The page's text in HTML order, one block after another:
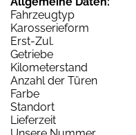
Fahrzeugtyp
Karosserieform
Erst-Zul.
Getriebe
Kilometerstand
Anzahl der Türen
Farbe
Standort
Lieferzeit